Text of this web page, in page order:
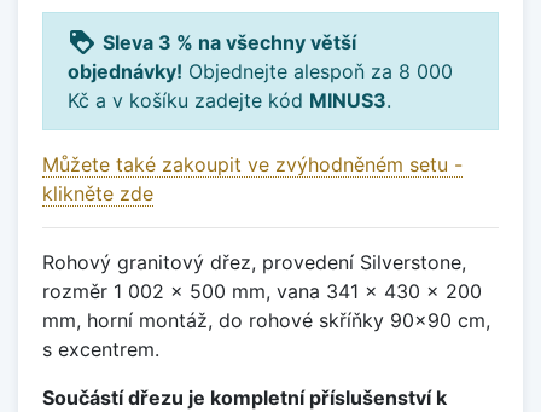
loyalty Sleva 3 % na všechny větší
objednávky! Objednejte alespoň za 8 000
Kč a v košíku zadejte kód MINUS3.
Můžete také zakoupit ve zvýhodněném setu -
klikněte zde
Rohový granitový dřez, provedení Silverstone,
rozměr 1 002 x 500 mm, vana 341 x 430 x 200
mm, horní montáž, do rohové skříňky 90x90 cm,
s excentrem.
Součástí dřezu je kompletní příslušenství k